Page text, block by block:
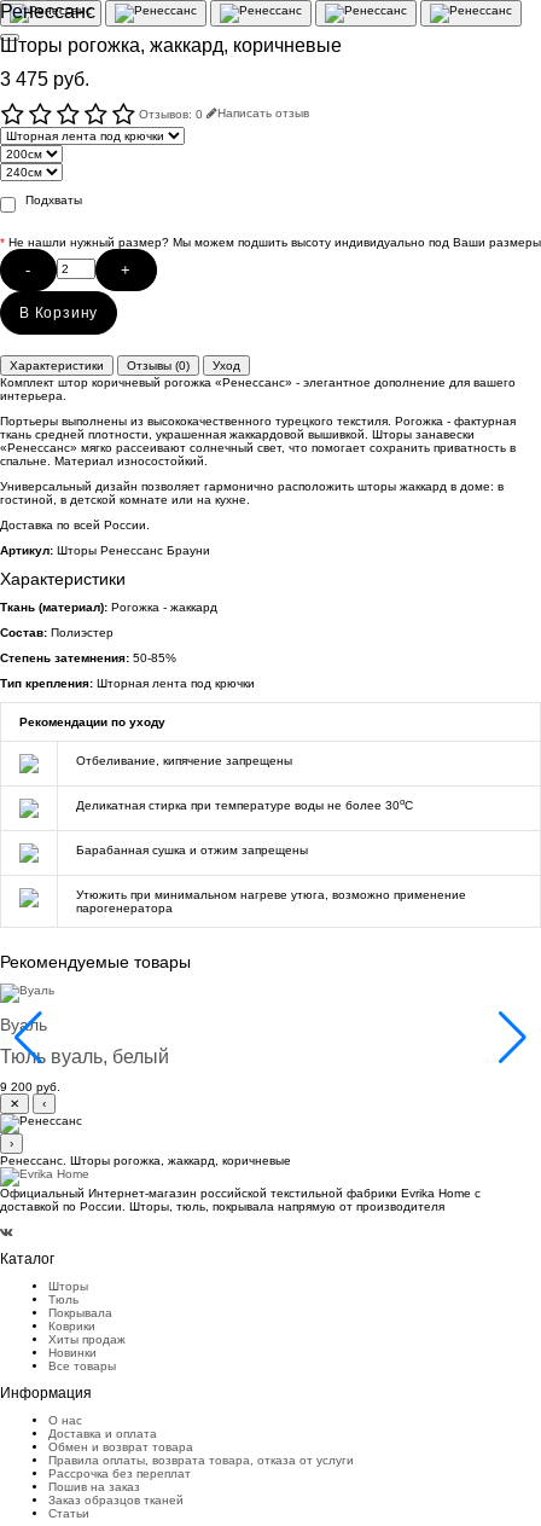
Ренессанс
Шторы рогожка, жаккард, коричневые
3 475 руб.
Отзывов: 0 Написать отзыв
Подхваты
* Не нашли нужный размер? Мы можем подшить высоту индивидуально под Ваши размеры
- +
В Корзину
Характеристики Отзывы (0)
Уход
Комплект штор коричневый рогожка «Ренессанс» - элегантное дополнение для вашего
интерьера.
Портьеры выполнены из высококачественного турецкого текстиля. Рогожка - фактурная
ткань средней плотности, украшенная жаккардовой вышивкой. Шторы занавески
«Ренессанс» мягко рассеивают солнечный свет, что помогает сохранить приватность в
спальне. Материал износостойкий.
Универсальный дизайн позволяет гармонично расположить шторы жаккард в доме: в
гостиной, в детской комнате или на кухне.
Доставка по всей России.
Артикул: Шторы Ренессанс Брауни
Характеристики
Ткань (материал): Рогожка - жаккард
Состав: Полиэстер
Степень затемнения: 50-85%
Тип крепления: Шторная лента под крючки
Рекомендации по уходу
Отбеливание, кипячение запрещены
Деликатная стирка при температуре воды не более 30oC
Барабанная сушка и отжим запрещены
Утюжить при минимальном нагреве утюга, возможно применение
парогенератора
Рекомендуемые товары
Вуаль
Тюль вуаль, белый
9 200 руб.
✕
‹
›
Ренессанс. Шторы рогожка, жаккард, коричневые
Официальный Интернет-магазин российской текстильной фабрики Evrika Home c
доставкой по России. Шторы, тюль, покрывала напрямую от производителя
Каталог
Шторы
Тюль
Покрывала
Коврики
Хиты продаж
Новинки
Все товары
Информация
О нас
Доставка и оплата
Обмен и возврат товара
Правила оплаты, возврата товара, отказа от услуги
Рассрочка без переплат
Пошив на заказ
Заказ образцов тканей
Статьи